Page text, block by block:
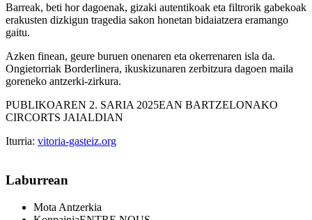
Barreak, beti hor dagoenak, gizaki autentikoak eta filtrorik gabekoak
erakusten dizkigun tragedia sakon honetan bidaiatzera eramango
gaitu.
Azken finean, geure buruen onenaren eta okerrenaren isla da.
Ongietorriak Borderlinera, ikuskizunaren zerbitzura dagoen maila
goreneko antzerki-zirkura.
PUBLIKOAREN 2. SARIA 2025EAN BARTZELONAKO
CIRCORTS JAIALDIAN
Iturria: vitoria-gasteiz.org
Laburrean
Mota Antzerkia